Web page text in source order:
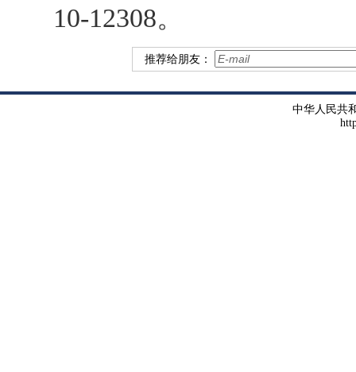
10-12308。
推荐给朋友：
中华人民共